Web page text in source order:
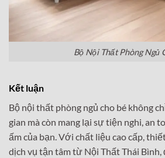
Bộ Nội Thất Phòng Ngủ
Kết luận
Bộ nội thất phòng ngủ cho bé không
gian mà còn mang lại sự tiện nghi, an
ấm của bạn. Với chất liệu cao cấp,
dịch vụ tận tâm từ Nội Thất Thái Bình,